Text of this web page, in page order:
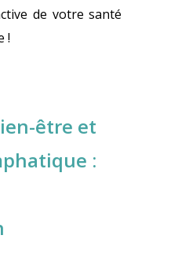
de votre santé
!
être et
: